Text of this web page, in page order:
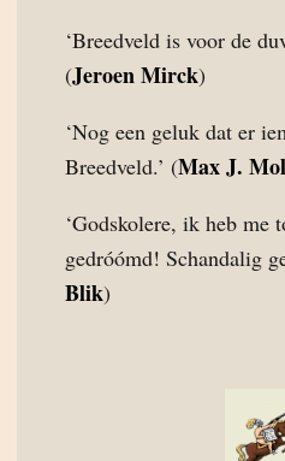
‘Breedveld is voor de
(Jeroen Mirck)
‘Nog een geluk dat er
Breedveld.’ (Max J.
‘Godskolere, ik heb me
gedróómd! Schandalig
Blik)